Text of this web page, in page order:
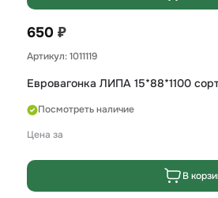
650 ₽
Артикул: 1011119
Евровагонка ЛИПА 15*88*1100
Посмотреть наличие
Цена за
В